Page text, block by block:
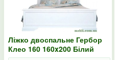
Ліжко двоспальне Гербор
Клео 160 160x200 Білий